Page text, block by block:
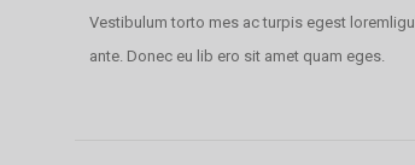
Vestibulum torto mes ac turpis egest
ante. Donec eu lib ero sit amet quam eges.